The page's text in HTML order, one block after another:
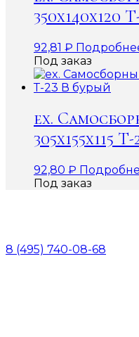
350х140х120
92,81 ₽
Под заказ
ex.
305х155х115
92,80 ₽
Под заказ
8 (495) 740-08-68